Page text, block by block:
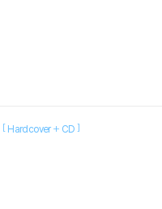
[ Hardcover + CD ]